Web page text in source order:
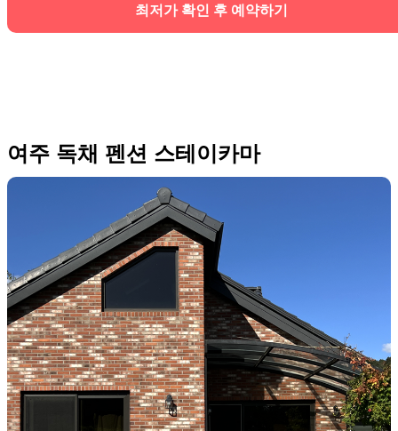
최저가 확인 후 예약하기
여주 독채 펜션 스테이카마